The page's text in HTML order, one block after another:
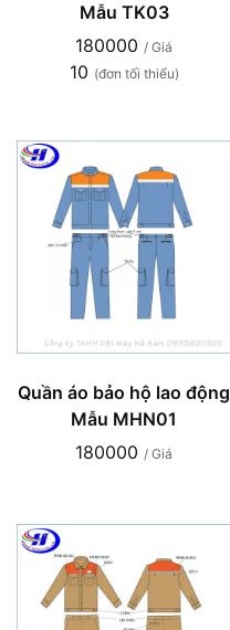
Mẫu TK03
180000 / Giá
10 (đơn tối thiểu)
Quần áo bảo hộ lao động
Mẫu MHN01
180000 / Giá